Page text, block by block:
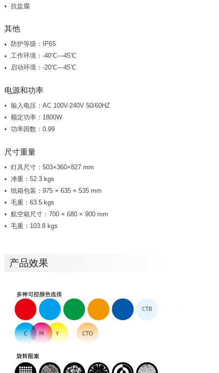
抗盐腐
其他
防护等级：IP65
工作环境：-40℃—45℃
启动环境：-20℃—45℃
电源和功率
输入电压：AC 100V-240V 50/60HZ
额定功率：1800W
功率因数：0.99
尺寸重量
灯具尺寸：503×360×827 mm
净重：52.3 kgs
纸箱包装：975 × 635 × 535 mm
毛重：63.5 kgs
航空箱尺寸：700 × 680 × 900 mm
毛重：103.8 kgs
产品效果